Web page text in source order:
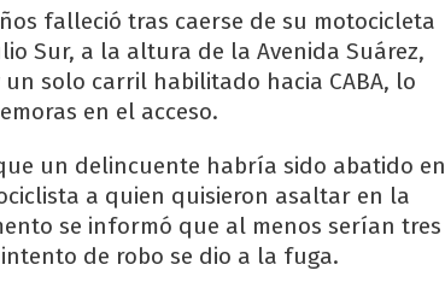
falleció tras caerse de su motocicleta
Sur, a la altura de la Avenida Suárez,
solo carril habilitado hacia CABA, lo
en el acceso.
un delincuente habría sido abatido en
a quien quisieron asaltar en la
se informó que al menos serían tres
de robo se dio a la fuga.